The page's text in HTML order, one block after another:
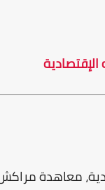
الإقتصادية
معاهدة